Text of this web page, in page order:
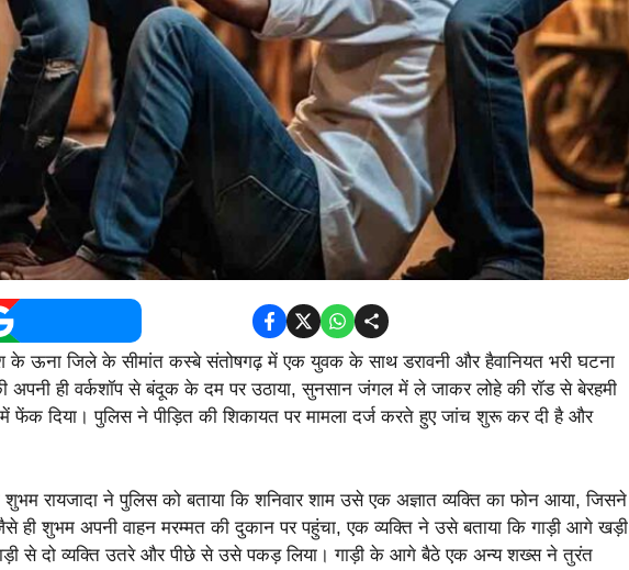
के ऊना जिले के सीमांत कस्बे संतोषगढ़ में एक युवक के साथ डरावनी और हैवानियत भरी घटना
ही वर्कशॉप से बंदूक के दम पर उठाया, सुनसान जंगल में ले जाकर लोहे की रॉड से बेरहमी
फेंक दिया। पुलिस ने पीड़ित की शिकायत पर मामला दर्ज करते हुए जांच शुरू कर दी है और
रायजादा ने पुलिस को बताया कि शनिवार शाम उसे एक अज्ञात व्यक्ति का फोन आया, जिसने
ही शुभम अपनी वाहन मरम्मत की दुकान पर पहुंचा, एक व्यक्ति ने उसे बताया कि गाड़ी आगे खड़ी
से दो व्यक्ति उतरे और पीछे से उसे पकड़ लिया। गाड़ी के आगे बैठे एक अन्य शख्स ने तुरंत